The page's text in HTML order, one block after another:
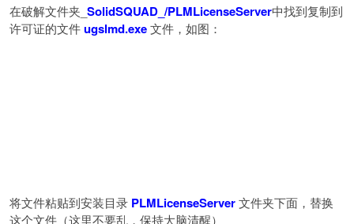
在破解文件夹_ SolidSQUAD_/PLMLicenseServer中找到复制到
许可证的文件ugslmd.exe文件，如图：
将文件粘贴到安装目录 PLMLicenseServer文件夹下面，替换
这个文件（这里不要乱，保持大脑清醒）